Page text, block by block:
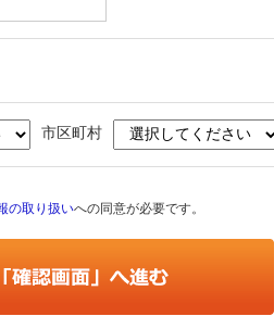
市区町村
の取り扱いへの同意が必要です。